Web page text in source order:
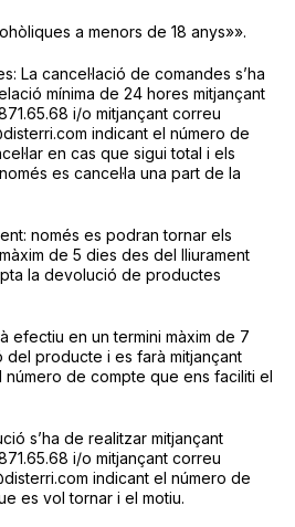
a menors de 18 anys»».
La cancel·lació de comandes s’ha
mínima de 24 hores mitjançant
i/o mitjançant correu
indicant el número de
en cas que sigui total i els
es cancel·la una part de la
només es podran tornar els
de 5 dies des del lliurament
la devolució de productes
efectiu en un termini màxim de 7
producte i es farà mitjançant
número de compte que ens faciliti el
s’ha de realitzar mitjançant
i/o mitjançant correu
indicant el número de
es vol tornar i el motiu.